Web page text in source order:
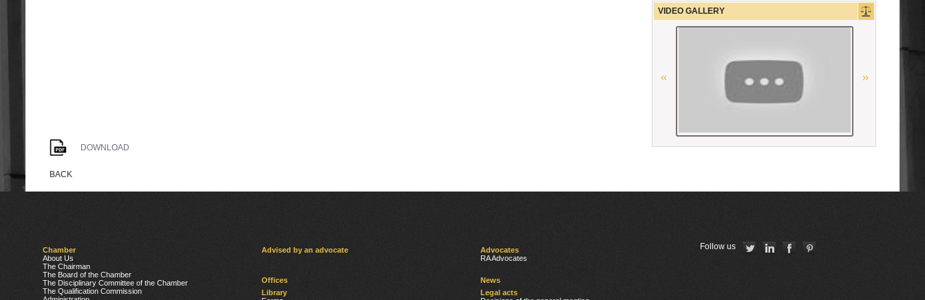
DOWNLOAD
BACK
The Constitutional Court of the
Republic of Armenia
“National Bureau of Expertises”
адвокатов Республики Беларусь
La Carpa de Paris
VIDEO GALLERY
Chamber
About Us
The Chairman
The Board of the Chamber
The Disciplinary Committee of the Chamber
The Qualification Commission
Advised by an advocate
Advocates
RA Advocates
Offices
News
Library
Legal acts
Follow us